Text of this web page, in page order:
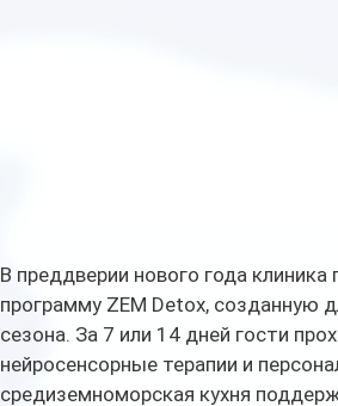
В преддверии нового года
программу ZEM Detox, созданную
сезона. За 7 или 14 дней гости
нейросенсорные терапии и
средиземноморская кухня